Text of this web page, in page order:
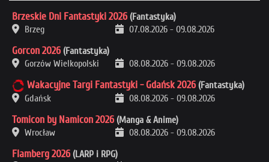
Brzeskie Dni Fantastyki 2026 (Fantastyka)
Brzeg
07.08.2026 - 09.08.2026
Gorcon 2026 (Fantastyka)
Gorzów Wielkopolski
08.08.2026 - 09.08.2026
Wakacyjne Targi Fantastyki - Gdańsk 2026 (Fantastyka)
Gdańsk
08.08.2026 - 09.08.2026
Tomicon by Namicon 2026 (Manga & Anime)
Wrocław
08.08.2026 - 09.08.2026
Flamberg 2026 (LARP i RPG)